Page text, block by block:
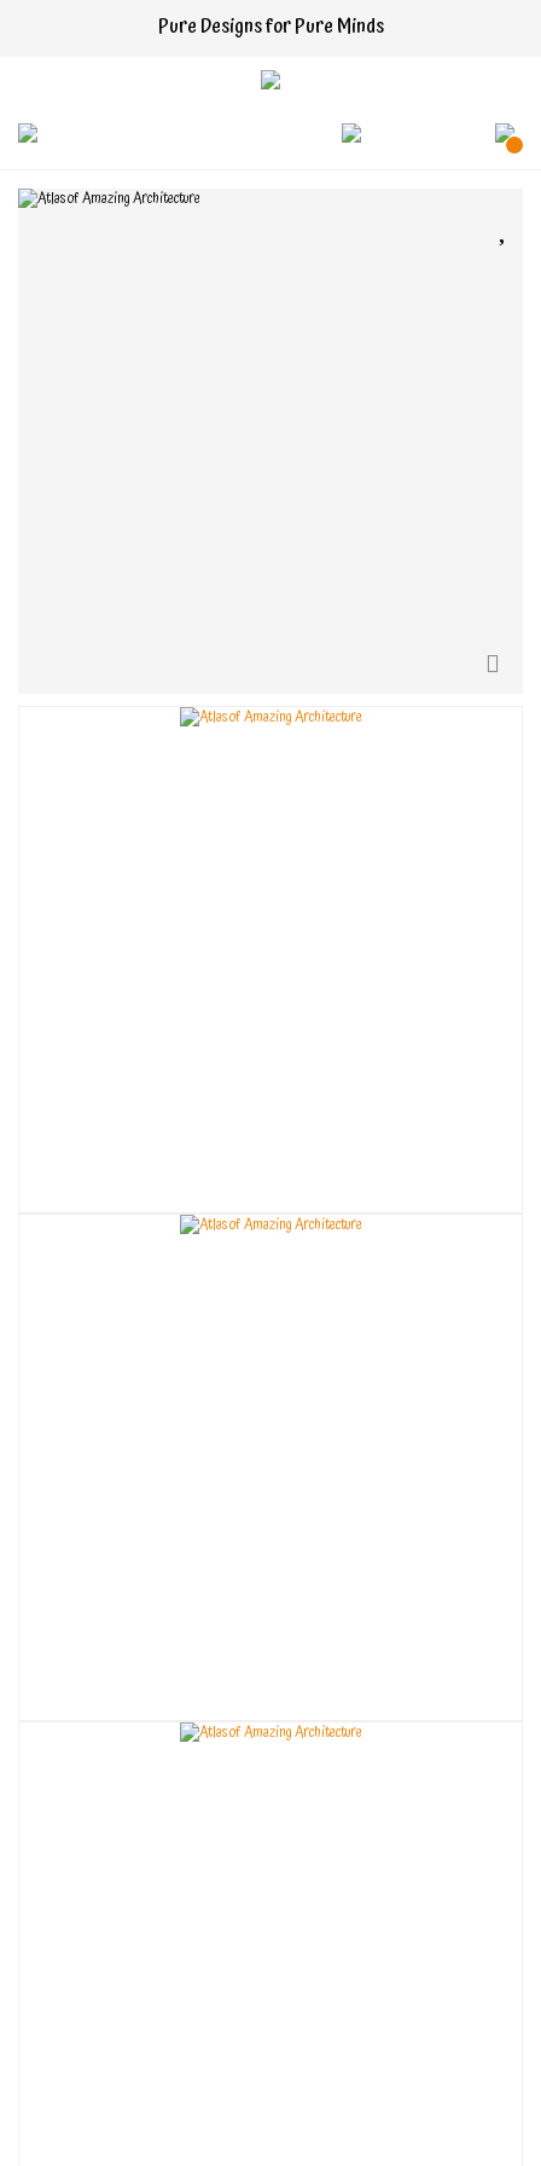
Pure Designs for Pure Minds